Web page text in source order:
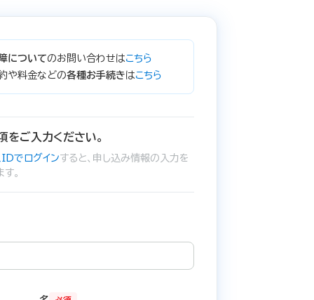
についてのお問い合わせはこちら
や料金などの各種お手続きはこちら
をご入力ください。
でログインすると、申し込み情報の入力を
。